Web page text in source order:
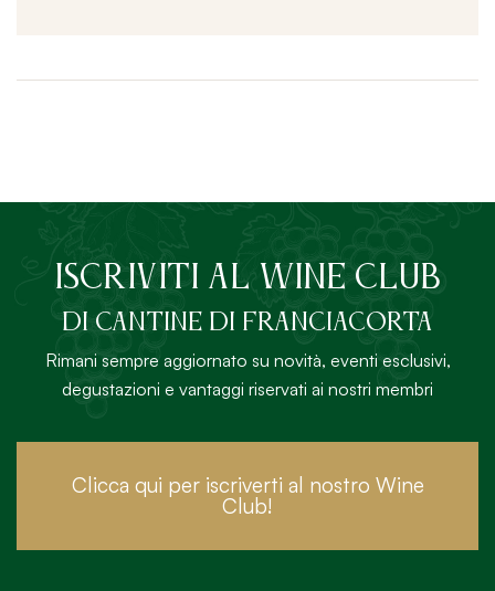
ISCRIVITI AL Wine Club
DI Cantine di Franciacorta
Rimani sempre aggiornato su novità, eventi esclusivi,
degustazioni e vantaggi riservati ai nostri membri
Clicca qui per iscriverti al nostro Wine
Club!